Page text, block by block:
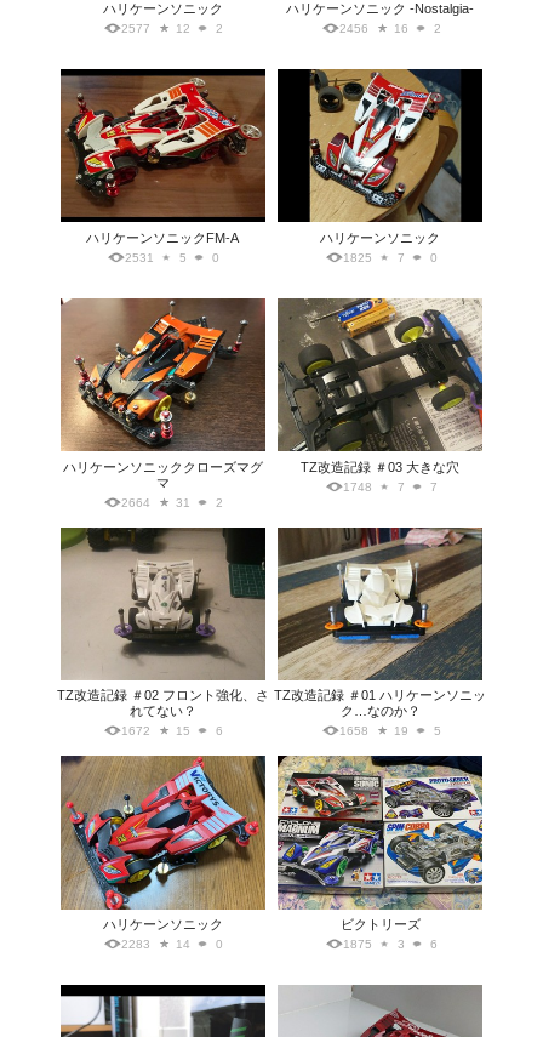
ハリケーンソニック
2577 12 2
ハリケーンソニック -Nostalgia-
2456 16 2
ハリケーンソニックFM-A
2531 5 0
ハリケーンソニック
1825 7 0
ハリケーンソニッククローズマグ
マ
2664 31 2
TZ改造記録 ＃03 大きな穴
1748 7 7
TZ改造記録 ＃02 フロント強化、さ
れてない？
1672 15 6
TZ改造記録 ＃01 ハリケーンソニッ
ク…なのか？
1658 19 5
ハリケーンソニック
2283 14 0
ビクトリーズ
1875 3 6